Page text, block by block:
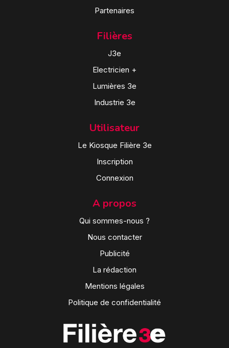
Partenaires
Filières
J3e
Electricien +
Lumières 3e
Industrie 3e
Utilisateur
Le Kiosque Filière 3e
Inscription
Connexion
A propos
Qui sommes-nous ?
Nous contacter
Publicité
La rédaction
Mentions légales
Politique de confidentialité